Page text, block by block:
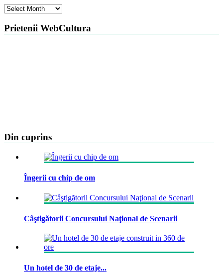
Arhiva
Prietenii WebCultura
Din cuprins
Îngerii cu chip de om
Câştigătorii Concursului Naţional de Scenarii
Un hotel de 30 de etaje...